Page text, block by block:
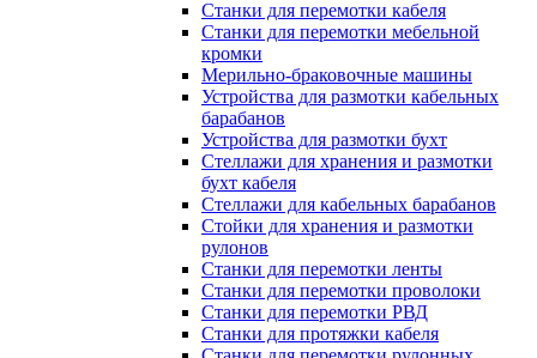
Станки для перемотки кабеля
Станки для перемотки мебельной
кромки
Мерильно-браковочные машины
Устройства для размотки кабельных
барабанов
Устройства для размотки бухт
Стеллажи для хранения и размотки
бухт кабеля
Стеллажи для кабельных барабанов
Стойки для хранения и размотки
рулонов
Станки для перемотки ленты
Станки для перемотки проволоки
Станки для перемотки РВД
Станки для протяжки кабеля